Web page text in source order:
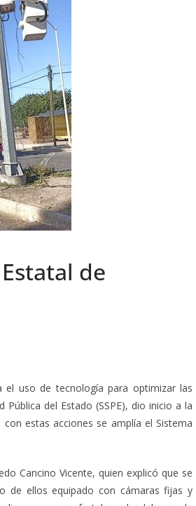
de
el uso de tecnología para optimizar las
del Estado (SSPE), dio inicio a la
estas acciones se amplía el Sistema
Cancino Vicente, quien explicó que se
de ellos equipado con cámaras fijas y